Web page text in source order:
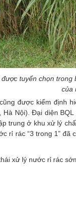
tuyển chọn
của
được kiểm định
Hà Nội). Đại diện
trung ở khu xử lý
rỉ rác “3 trong 1”
xử lý nước rỉ rác